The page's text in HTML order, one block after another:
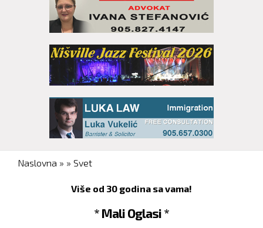
You are here
Naslovna » » Svet
Više od 30 godina sa vama!
* Mali Oglasi *